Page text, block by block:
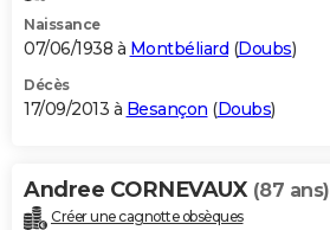
Naissance
07/06/1938 à Montbéliard (Doubs)
Décès
17/09/2013 à Besançon (Doubs)
Andree CORNEVAUX (87 ans)
Créer une cagnotte obsèques